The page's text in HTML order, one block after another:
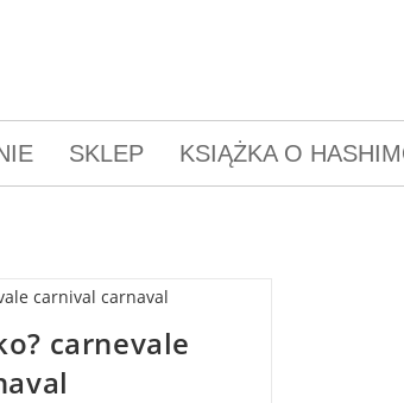
SKLEP KSIĄŻKA O
carnevale